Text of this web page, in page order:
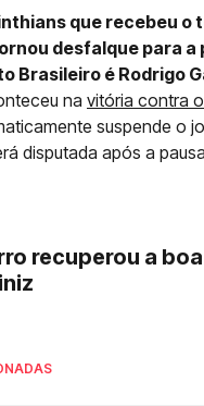
que recebeu
desfalque para a
Brasileiro é Rodrigo
na vitória contra
suspende o
disputada após a
recuperou a